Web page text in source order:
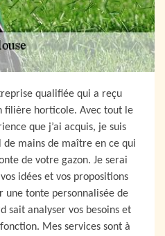
qualifiée qui a reçu
filière horticole. Avec tout le
que j’ai acquis, je suis
mains de maître en ce qui
de votre gazon. Je serai
idées et vos propositions
une tonte personnalisée de
sait analyser vos besoins et
Mes services sont à